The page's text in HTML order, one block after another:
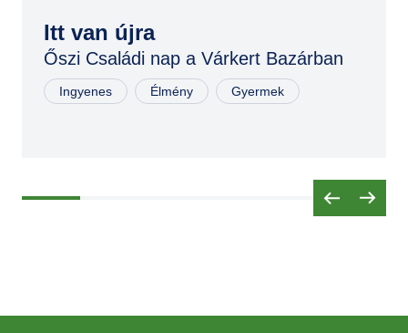
Itt van újra
Őszi Családi nap a Várkert Bazárban
Ingyenes Élmény Gyermek